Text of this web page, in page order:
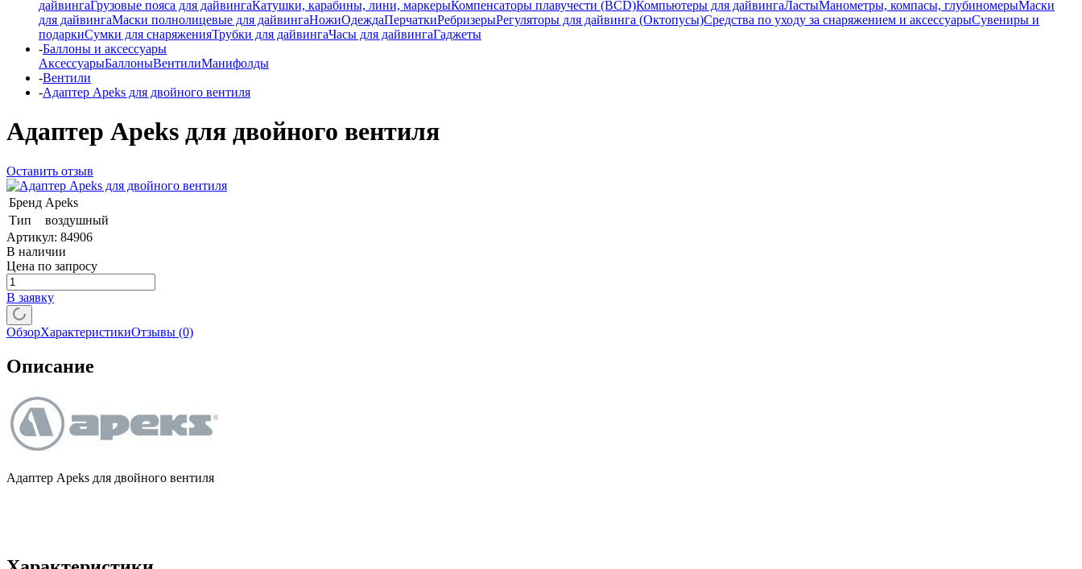
дайвингаГрузовые пояса для дайвингаКатушки, карабины, лини, маркерыКомпенсаторы плавучести (BCD)Компьютеры для дайвингаЛастыМанометры, компасы, глубиномерыМаски
для дайвингаМаски полнолицевые для дайвингаНожиОдеждаПерчаткиРебризерыРегуляторы для дайвинга (Октопусы)Средства по уходу за снаряжением и аксессуарыСувениры и
подаркиСумки для снаряженияТрубки для дайвингаЧасы для дайвингаГаджеты
-Баллоны и аксессуары
АксессуарыБаллоныВентилиМанифолды
-Вентили
-Адаптер Apeks для двойного вентиля
Адаптер Apeks для двойного вентиля
Оставить отзыв
Бренд Apeks
Тип
воздушный
Артикул: 84906
В наличии
Цена по запросу
В заявку
ОбзорХарактеристикиОтзывы (0)
Описание
Адаптер Apeks для двойного вентиля